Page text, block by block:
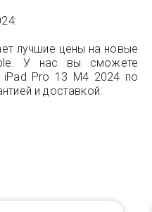
лучшие цены на новые
У нас вы сможете
iPad Pro 13 M4 2024 по
и доставкой.